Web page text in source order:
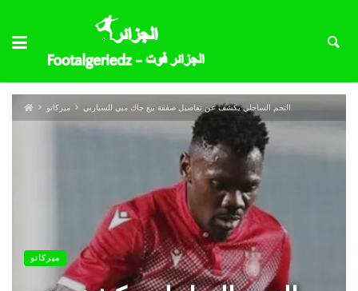
ميركاتو النجم الساحلي يكشف عن تفاصيل صفقة بيع جاك مبي للسياربي
ميركاتو